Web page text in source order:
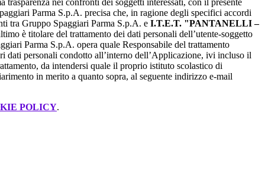
trasparenza nei confronti dei soggetti interessati, con il presente
Parma S.p.A. precisa che, in ragione degli specifici accordi
tra Gruppo Spaggiari Parma S.p.A. e I.T.E.T. "PANTANELLI –
è titolare del trattamento dei dati personali dell’utente-soggetto
Parma S.p.A. opera quale Responsabile del trattamento
dati personali condotto all’interno dell’Applicazione, ivi incluso il
da intendersi quale il proprio istituto scolastico di
in merito a quanto sopra, al seguente indirizzo e-mail
POLICY.